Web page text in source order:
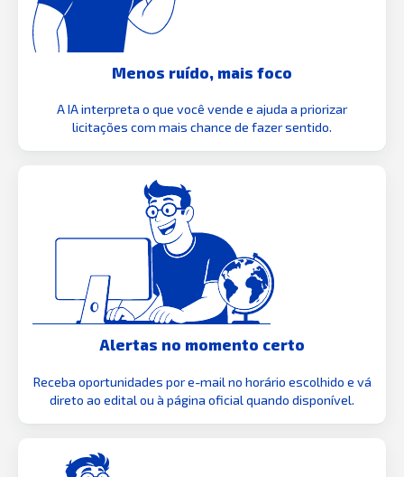
Menos ruído, mais foco
A IA interpreta o que você vende e ajuda a priorizar
licitações com mais chance de fazer sentido.
Alertas no momento certo
Receba oportunidades por e-mail no horário escolhido e vá
direto ao edital ou à página oficial quando disponível.